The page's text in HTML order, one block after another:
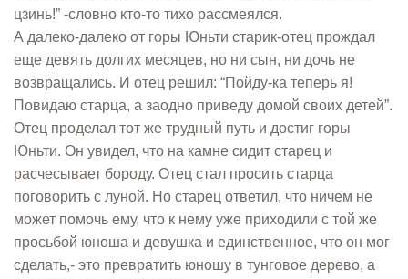
цзинь!” -словно кто-то тихо рассмеялся.
А далеко-далеко от горы Юньти старик-отец прождал
еще девять долгих месяцев, но ни сын, ни дочь не
возвращались. И отец решил: “Пойду-ка теперь я!
Повидаю старца, а заодно приведу домой своих детей”.
Отец проделал тот же трудный путь и достиг горы
Юньти. Он увидел, что на камне сидит старец и
расчесывает бороду. Отец стал просить старца
поговорить с луной. Но старец ответил, что ничем не
может помочь ему, что к нему уже приходили с той же
просьбой юноша и девушка и единственное, что он мог
сделать,- это превратить юношу в тунговое дерево, а